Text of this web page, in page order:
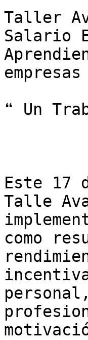
Taller
Salario
empresas
❝ Un
Este 17
Talle
como